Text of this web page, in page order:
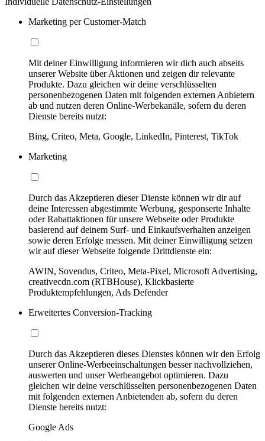
Marketing per Customer-Match
Mit deiner Einwilligung informieren wir dich auch abseits
unserer Website über Aktionen und zeigen dir relevante
Produkte. Dazu gleichen wir deine verschlüsselten
personenbezogenen Daten mit folgenden externen Anbietern
ab und nutzen deren Online-Werbekanäle, sofern du deren
Dienste bereits nutzt:
Bing, Criteo, Meta, Google, LinkedIn, Pinterest, TikTok
Marketing
Durch das Akzeptieren dieser Dienste können wir dir auf
deine Interessen abgestimmte Werbung, gesponserte Inhalte
oder Rabattaktionen für unsere Webseite oder Produkte
basierend auf deinem Surf- und Einkaufsverhalten anzeigen
sowie deren Erfolge messen. Mit deiner Einwilligung setzen
wir auf dieser Webseite folgende Drittdienste ein:
AWIN, Sovendus, Criteo, Meta-Pixel, Microsoft Advertising,
creativecdn.com (RTBHouse), Klickbasierte
Produktempfehlungen, Ads Defender
Erweitertes Conversion-Tracking
Durch das Akzeptieren dieses Dienstes können wir den Erfolg
unserer Online-Werbeeinschaltungen besser nachvollziehen,
auswerten und unser Werbeangebot optimieren. Dazu
gleichen wir deine verschlüsselten personenbezogenen Daten
mit folgenden externen Anbietenden ab, sofern du deren
Dienste bereits nutzt:
Google Ads